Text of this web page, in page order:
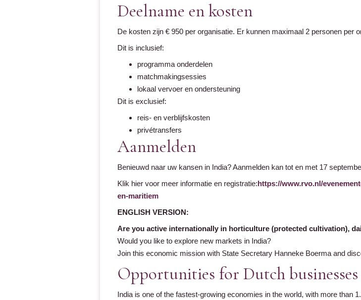
Deelname en kosten
De kosten zijn € 950 per organisatie. Er kunnen maximaal 2 personen per
Dit is inclusief:
programma onderdelen
matchmakingsessies
lokaal vervoer en ondersteuning
Dit is exclusief:
reis- en verblijfskosten
privétransfers
Aanmelden
Benieuwd naar uw kansen in India? Aanmelden kan tot en met 17
Klik hier voor meer informatie en registratie:https://www.rvo.nl/
en-maritiem
ENGLISH VERSION:
Are you active internationally in horticulture (protected cultivation),
Would you like to explore new markets in India?
Join this economic mission with State Secretary Hanneke Boerma and
Opportunities for Dutch businesses
India is one of the fastest-growing economies in the world, with more than